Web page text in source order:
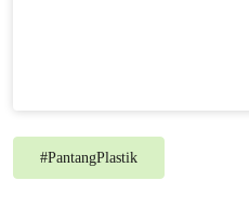
#PantangPlastik